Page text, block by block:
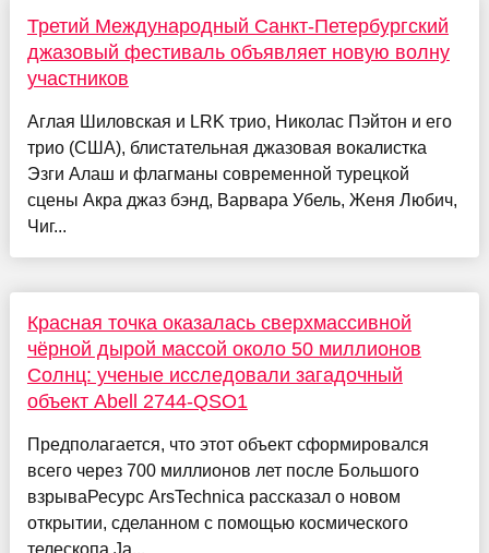
Третий Международный Санкт-Петербургский
джазовый фестиваль объявляет новую волну
участников
Аглая Шиловская и LRK трио, Николас Пэйтон и его
трио (США), блистательная джазовая вокалистка
Эзги Алаш и флагманы современной турецкой
сцены Акра джаз бэнд, Варвара Убель, Женя Любич,
Чиг...
Красная точка оказалась сверхмассивной
чёрной дырой массой около 50 миллионов
Солнц: ученые исследовали загадочный
объект Abell 2744-QSO1
Предполагается, что этот объект сформировался
всего через 700 миллионов лет после Большого
взрываРесурс ArsTechnica рассказал о новом
открытии, сделанном с помощью космического
телескопа Ja...